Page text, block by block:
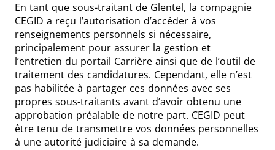
En tant que sous-traitant de Glentel, la compagnie
CEGID a reçu l’autorisation d’accéder à vos
renseignements personnels si nécessaire,
principalement pour assurer la gestion et
l’entretien du portail Carrière ainsi que de l’outil de
traitement des candidatures. Cependant, elle n’est
pas habilitée à partager ces données avec ses
propres sous-traitants avant d’avoir obtenu une
approbation préalable de notre part. CEGID peut
être tenu de transmettre vos données personnelles
à une autorité judiciaire à sa demande.